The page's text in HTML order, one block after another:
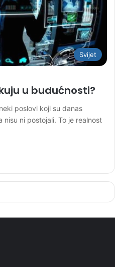
Svijet
u budućnosti?
poslovi koji su danas
ni postojali. To je realnost